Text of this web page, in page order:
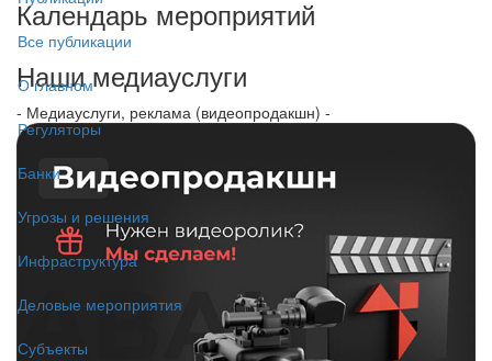
Все публикации
О главном
Регуляторы
Банки
Угрозы и решения
Инфраструктура
Деловые мероприятия
Субъекты
Календарь мероприятий
Наши медиауслуги
- Медиауслуги, реклама (видеопродакшн) -